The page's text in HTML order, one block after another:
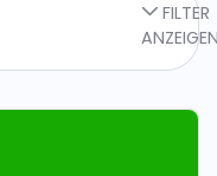
FILTER